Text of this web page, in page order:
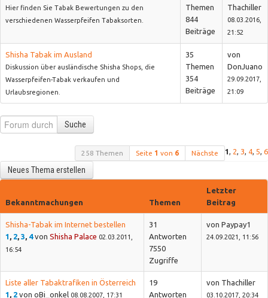
Hier finden Sie Tabak Bewertungen zu den
verschiedenen Wasserpfeifen Tabaksorten.
Themen
844
Beiträge
Thachiller
08.03.2016,
21:52
Shisha Tabak im Ausland
Diskussion über ausländische Shisha Shops, die
Wasserpfeifen-Tabak verkaufen und
Urlaubsregionen.
35
Themen
354
Beiträge
von
DonJuano
29.09.2017,
21:09
Suche
258 Themen Seite 1 von 6 1 2 3 4 5 6
Nächste
Neues Thema erstellen
Bekanntmachungen Themen
Letzter
Beitrag
Shisha-Tabak im Internet bestellen
1
2 3 4von Shisha Palace 02.03.2011,
16:54
31
Antworten
7550
Zugriffe
von Paypay1
24.09.2021, 11:56
Liste aller Tabaktrafiken in Österreich
1
2 von oBi_onkel 08.08.2007, 17:31
19
Antworten
von Thachiller
03.10.2017, 20:34